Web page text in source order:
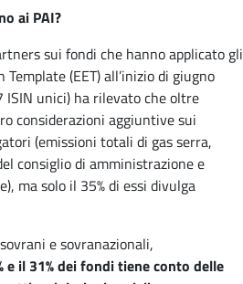
ai PAI?
sui fondi che hanno applicato gli
Template (EET) all’inizio di giugno
ISIN unici) ha rilevato che oltre
considerazioni aggiuntive sui
(emissioni totali di gas serra,
consiglio di amministrazione e
ma solo il 35% di essi divulga
e sovranazionali,
e il 31% dei fondi tiene conto delle